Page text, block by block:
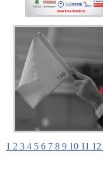
1 2 3 4 5 6 7 8 9 10 11 12